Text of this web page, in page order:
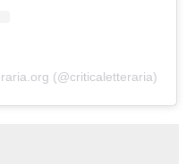
(@criticaletteraria)